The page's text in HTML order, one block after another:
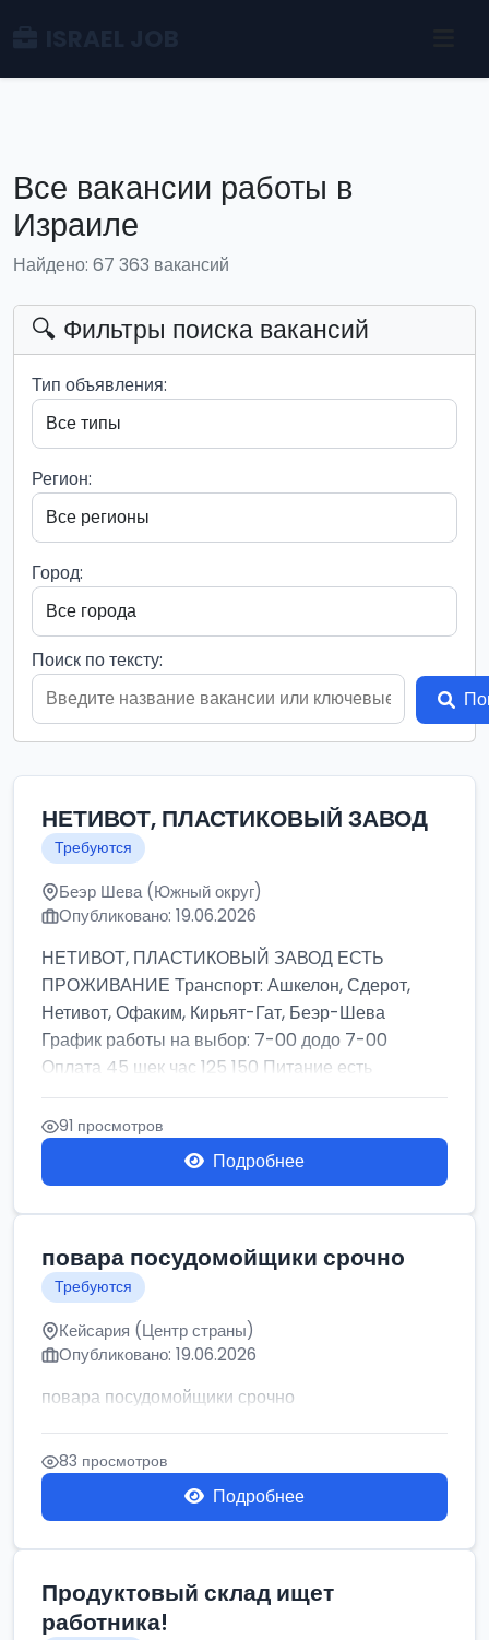
Все вакансии работы в
Израиле
Найдено: 67 363 вакансий
🔍 Фильтры поиска вакансий
Тип объявления:
Регион:
Город:
Поиск по тексту:
НЕТИВОТ, ПЛАСТИКОВЫЙ ЗАВОД
Требуются
Беэр Шева (Южный округ)
Опубликовано: 19.06.2026
НЕТИВОТ, ПЛАСТИКОВЫЙ ЗАВОД ЕСТЬ
ПРОЖИВАНИЕ Транспорт: Ашкелон, Сдерот,
Нетивот, Офаким, Кирьят-Гат, Беэр-Шева
График работы на выбор: 7-00 додо 7-00
Оплата 45 шек час 125 150 Питание есть
ОФИЦИАЛЬНОЕ ...
91 просмотров
Подробнее
повара посудомойщики срочно
Требуются
Кейсария (Центр страны)
Опубликовано: 19.06.2026
повара посудомойщики срочно
83 просмотров
Подробнее
Продуктовый склад ищет
работника!